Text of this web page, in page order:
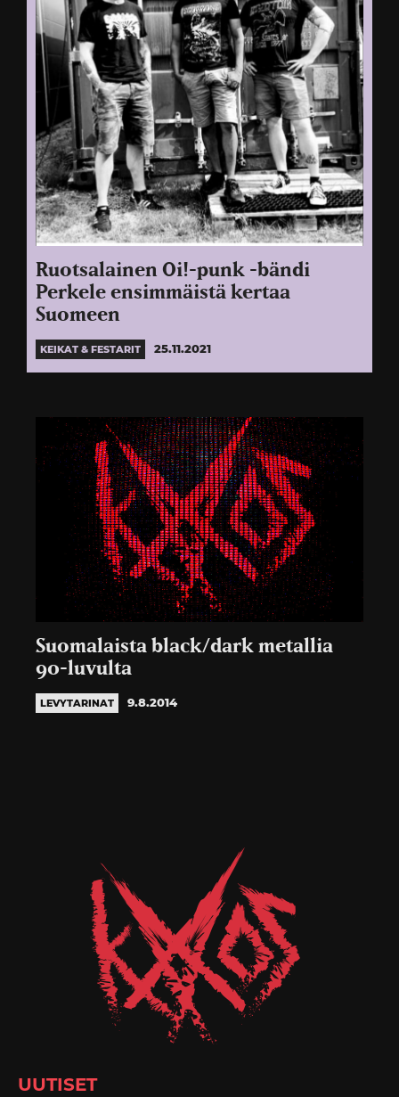
Ruotsalainen Oi!-punk -bändi
Perkele ensimmäistä kertaa
Suomeen
KEIKAT & FESTARIT 25.11.2021
Suomalaista black/dark metallia
90-luvulta
LEVYTARINAT 9.8.2014
UUTISET